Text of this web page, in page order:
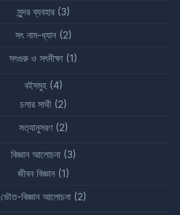
সুন্দর ব্যবহার(3)
সৎ নাম-ধ্যান(2)
সৎগুরু ও সৎদীক্ষা (1)
বইসমুহ(4)
চলার সাথী(2)
সত্যানুসরণ(2)
বিজ্ঞান আলোচনা(3)
জীবন বিজ্ঞান(1)
ভৌত-বিজ্ঞান আলোচনা(2)